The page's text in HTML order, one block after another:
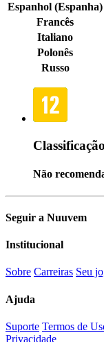
Espanhol (Espanha)
Francês
Italiano
Polonês
Russo
Não
Seguir a Nuuvem
Institucional
Sobre Carreiras Seu
Ajuda
Suporte Termos de
Privacidade